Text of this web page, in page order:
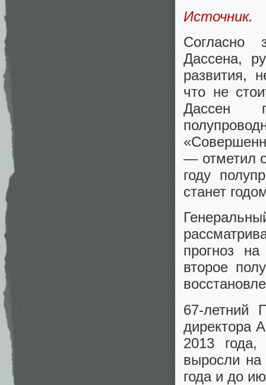
Источник.
Согласно
Дассена,
развития,
что не
Дассен
— отметил
году
станет
прогноз
второе
67-летний
директора
2013
выросли
года и до